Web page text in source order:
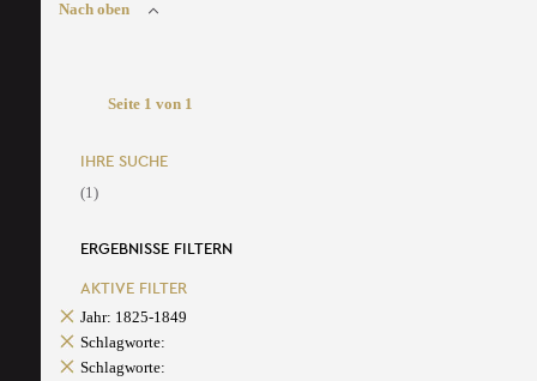
Nach oben
Seite 1 von 1
IHRE SUCHE
(1)
ERGEBNISSE FILTERN
AKTIVE FILTER
Jahr: 1825-1849
Schlagworte:
Schlagworte: